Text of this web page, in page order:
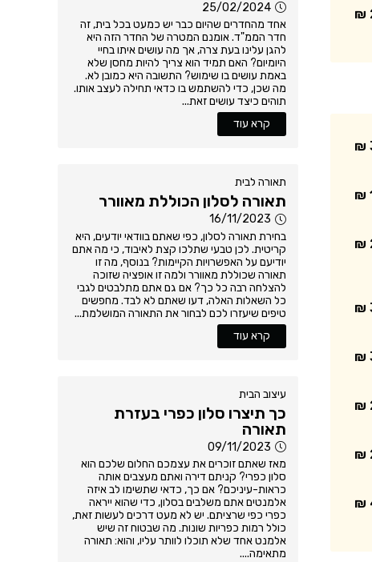
25/02/2024
אחד מהחדרים שהיום כבר יש כמעט בכל בית, זה
חדר הממ"ד. אומנם המטרה של החדר הזה היא
להגן עלינו בעת צרה, אך מה עושים איתו בחיי
היומיום? האם תמיד הוא צריך להיות מחסן שלא
באמת עושים בו שימוש? התשובה היא כמובן לא.
מה שכן, כדי להשתמש בו כדאי תחילה לעצב אותו.
תוהים כיצד עושים זאת...
קרא עוד
תאורה לבית
תאורה לסלון הכוללת מאוורר
16/11/2023
בחירת תאורה לסלון, כפי שאתם בוודאי יודעים, היא
קריטית. לכן טבעי שתלכו קצת לאיבוד, כי מה אתם
יודיעם על האפשרויות הקיימות? בנוסף, מה זו
תאורה שכוללת מאוורר ולמה זו אופציה שזוכה
להצלחה רבה כל כך? אם גם אתם מתלבטים לגבי
כל השאלות האלה, דעו שאתם לא לבד. מחפשים
טיפים שיעזרו לכם לבחור את התאורה המושלמת...
קרא עוד
עיצוב הבית
כך תיצרו סלון כפרי בעזרת
תאורה
09/11/2023
מאז שאתם זוכרים את עצמכם החלום שלכם הוא
סלון כפרי? קניתם דירה ואתם מעצבים אותה
כראות-עיניכם? אם כך, כדאי שתשימו לב איזה
אלמנטים אתם משלבים בסלון, כדי שהוא ייראה
כפרי כפי שרציתם. יש לא מעט דרכים לעשות זאת,
כולל רמות כפריות שונות. מה שבטוח זה שיש
אלמנט אחד שלא תוכלו לוותר עליו, והוא: תאורה
מתאימה....